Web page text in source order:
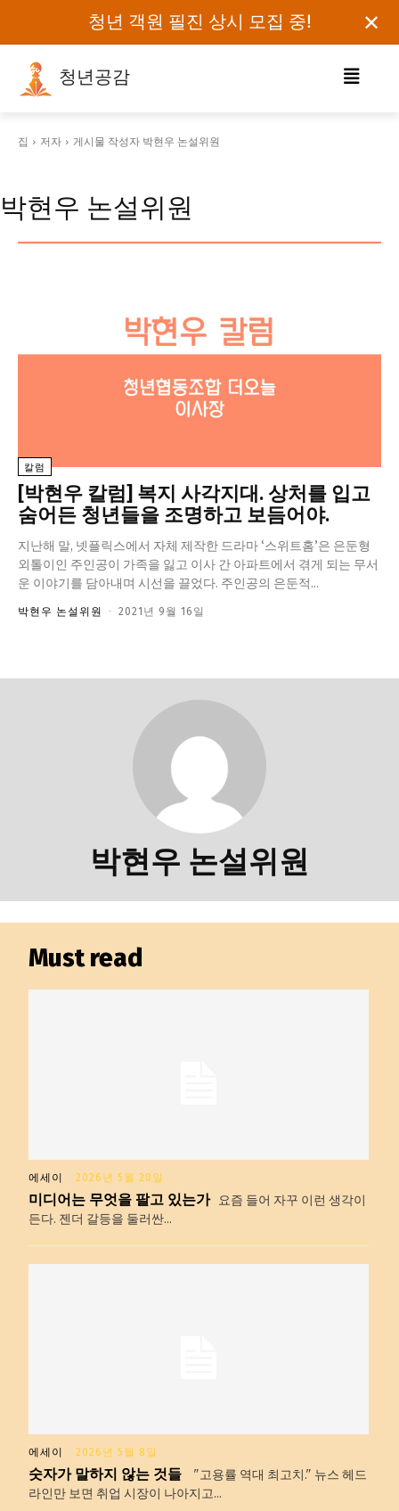
카테고리
보도자료
정치일반
대통령실 및 총리실
사회
경제
경제일반
산업·금융
문화
전통문화
대중문화
교육일반
교육부
교육청
학교
기획기사
공지사항
청년 객원 필진 상시 모집 중! ✕
청년공감
집 저자 게시물 작성자 박현우 논설위원
박현우 논설위원
칼럼
[박현우 칼럼] 복지 사각지대. 상처를 입고
숨어든 청년들을 조명하고 보듬어야.
지난해 말, 넷플릭스에서 자체 제작한 드라마 ‘스위트홈’은 은둔형
외톨이인 주인공이 가족을 잃고 이사 간 아파트에서 겪게 되는 무서
운 이야기를 담아내며 시선을 끌었다. 주인공의 은둔적...
박현우 논설위원 - 2021년 9월 16일
박현우 논설위원
Must read
에세이 2026년 5월 20일
미디어는 무엇을 팔고 있는가 요즘 들어 자꾸 이런 생각이
든다. 젠더 갈등을 둘러싼...
에세이 2026년 5월 8일
숫자가 말하지 않는 것들
"고용률 역대 최고치." 뉴스 헤드
라인만 보면 취업 시장이 나아지고...